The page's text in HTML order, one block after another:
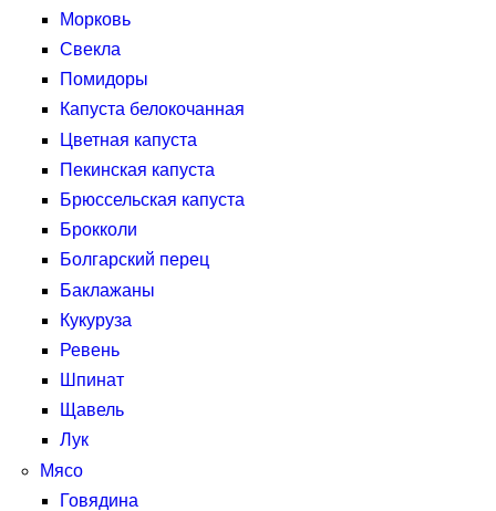
Морковь
Свекла
Помидоры
Капуста белокочанная
Цветная капуста
Пекинская капуста
Брюссельская капуста
Брокколи
Болгарский перец
Баклажаны
Кукуруза
Ревень
Шпинат
Щавель
Лук
Мясо
Говядина